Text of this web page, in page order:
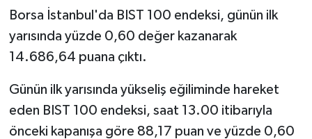
Borsa İstanbul'da BIST 100 endeksi, günün ilk
yarısında yüzde 0,60 değer kazanarak
14.686,64 puana çıktı.
Günün ilk yarısında yükseliş eğiliminde hareket
eden BIST 100 endeksi, saat 13.00 itibarıyla
önceki kapanışa göre 88,17 puan ve yüzde 0,60